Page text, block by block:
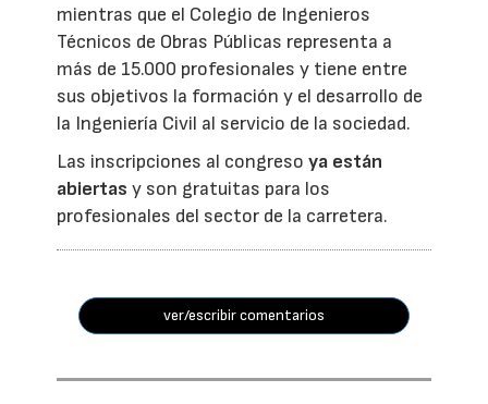
mientras que el Colegio de Ingenieros
Técnicos de Obras Públicas representa a
más de 15.000 profesionales y tiene entre
sus objetivos la formación y el desarrollo de
la Ingeniería Civil al servicio de la sociedad.
Las inscripciones al congresoya están
abiertas y son gratuitas para los
profesionales del sector de la carretera.
ver/escribir comentarios